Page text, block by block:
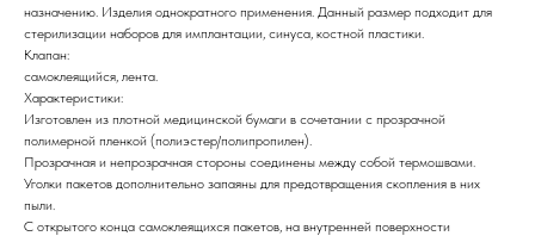
назначению. Изделия однократного применения. Данный размер подходит для
стерилизации наборов для имплантации, синуса, костной пластики.
Клапан:
самоклеящийся, лента.
Характеристики:
Изготовлен из плотной медицинской бумаги в сочетании с прозрачной
полимерной пленкой (полиэстер/полипропилен).
Прозрачная и непрозрачная стороны соединены между собой термошвами.
Уголки пакетов дополнительно запаяны для предотвращения скопления в них
пыли.
С открытого конца самоклеящихся пакетов, на внутренней поверхности